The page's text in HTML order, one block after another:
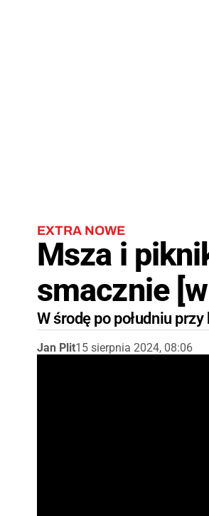
EXTRA NOWE
Msza i
smacznie
W środę po południu
Jan Plit15 sierpnia 2024, 08:06